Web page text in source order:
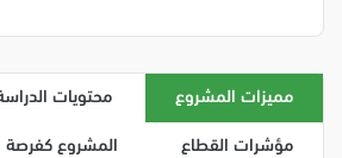
مميزات المشروع محتويات
مؤشرات القطاع المشروع كفرصة